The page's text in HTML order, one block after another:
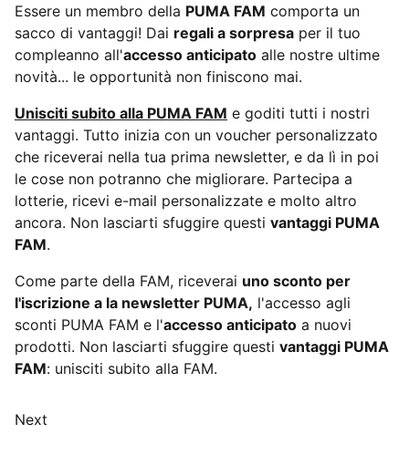
Essere un membro della PUMA FAM comporta un
sacco di vantaggi! Dai regali a sorpresa per il tuo
compleanno all'accesso anticipato alle nostre ultime
novità... le opportunità non finiscono mai.
Unisciti subito alla PUMA FAM e goditi tutti i nostri
vantaggi. Tutto inizia con un voucher personalizzato
che riceverai nella tua prima newsletter, e da lì in poi
le cose non potranno che migliorare. Partecipa a
lotterie, ricevi e-mail personalizzate e molto altro
ancora. Non lasciarti sfuggire questi vantaggi PUMA
FAM.
Come parte della FAM, riceverai uno sconto per
l'iscrizione a la newsletter PUMA, l'accesso agli
sconti PUMA FAM e l'accesso anticipato a nuovi
prodotti. Non lasciarti sfuggire questi vantaggi PUMA
FAM: unisciti subito alla FAM.
Next